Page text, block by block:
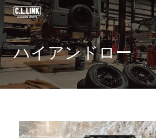
Skip
to
main
contentハイアンドロー